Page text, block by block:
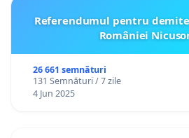
Referendumul pentru
României
26 661 semnături
131 Semnături / 7 zile
4 Jun 2025